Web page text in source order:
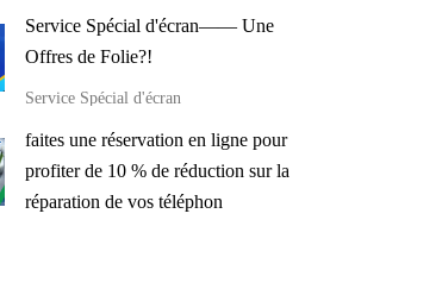
Service Spécial d'écran—— Une
Offres de Folie?!
Service Spécial d'écran
faites une réservation en ligne pour
profiter de 10 % de réduction sur la
réparation de vos téléphon